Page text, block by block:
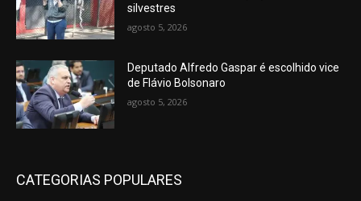
silvestres
agosto 5, 2026
Deputado Alfredo Gaspar é escolhido vice
de Flávio Bolsonaro
agosto 5, 2026
CATEGORIAS POPULARES